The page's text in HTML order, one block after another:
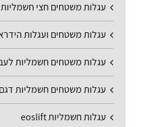
עגלות משטחים חצי חשמליות
עגלות משטחים ועגלות
עגלות משטחים חשמליות
עגלות משטחים חשמליות דגם R
עגלות חשמליות eoslift